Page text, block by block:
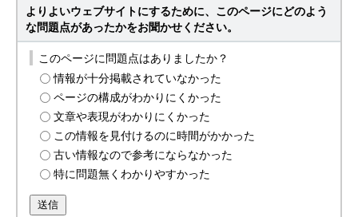
よりよいウェブサイトにするために、このページにどのよう
な問題点があったかをお聞かせください。
このページに問題点はありましたか？
情報が十分掲載されていなかった
ページの構成がわかりにくかった
文章や表現がわかりにくかった
この情報を見付けるのに時間がかかった
古い情報なので参考にならなかった
特に問題無くわかりやすかった
送信